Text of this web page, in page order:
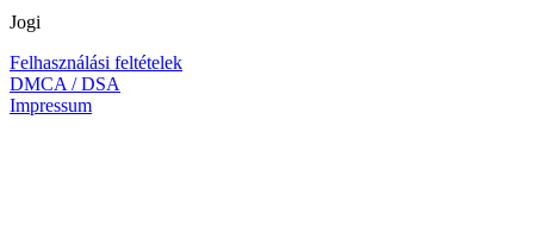
Jogi
Felhasználási feltételek
DMCA / DSA
Impressum